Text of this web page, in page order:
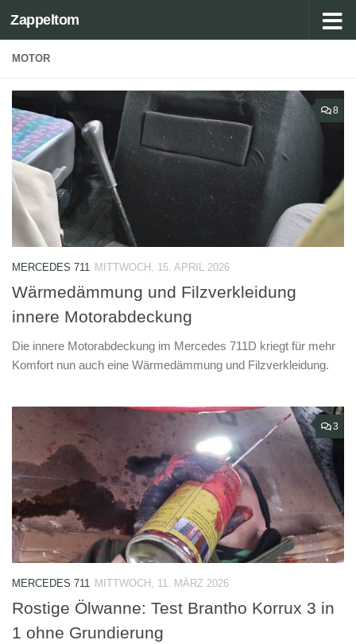
Zum Inhalt springen
Zappeltom
MOTOR
8
MERCEDES 711 MITTWOCH, 15. APRIL 2026
Wärmedämmung und Filzverkleidung
innere Motorabdeckung
Die innere Motorabdeckung im Mercedes 711D kriegt für mehr
Komfort nun auch eine Wärmedämmung und Filzverkleidung.
3
MERCEDES 711 MITTWOCH, 11. MÄRZ 2026
Rostige Ölwanne: Test Brantho Korrux 3 in
1 ohne Grundierung